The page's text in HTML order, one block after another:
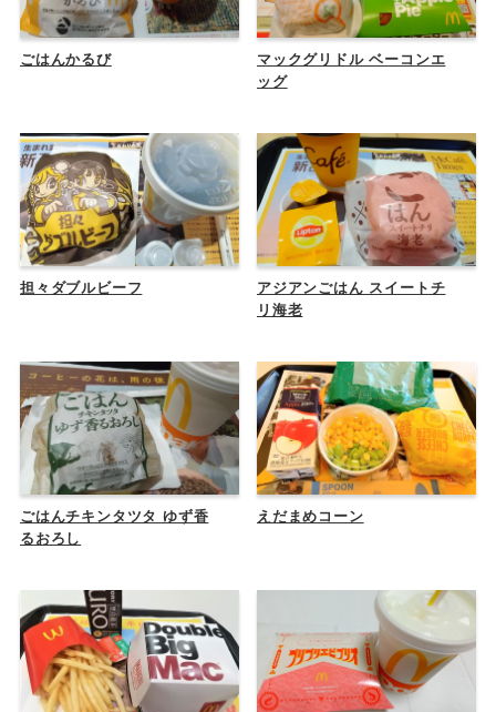
ごはんかるび
マックグリドル ベーコンエ
ッグ
担々ダブルビーフ
アジアンごはん スイートチ
リ海老
ごはんチキンタツタ ゆず香
るおろし
えだまめコーン